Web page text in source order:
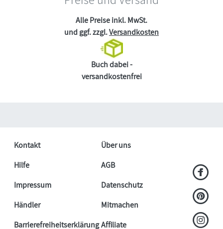
Alle Preise inkl. MwSt.
und ggf. zzgl.Versandkosten
Buch dabei -
versandkostenfrei
Kontakt
Über uns
Hilfe
AGB
Impressum
Datenschutz
Händler
Mitmachen
BarrierefreiheitserklärungAffiliate